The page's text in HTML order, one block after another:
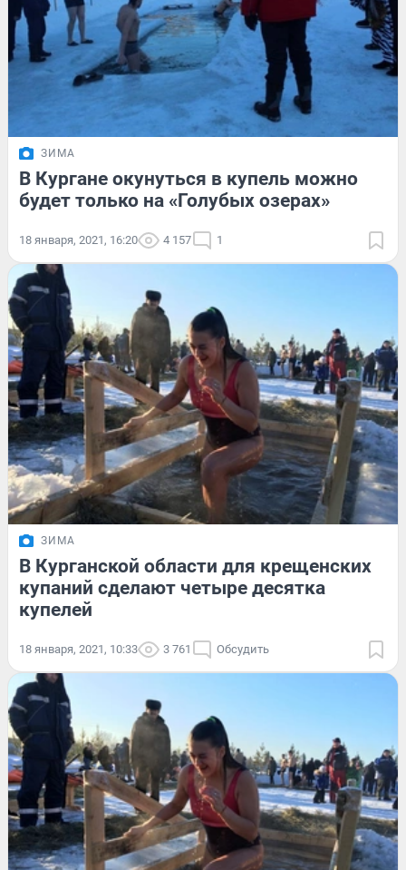
ЗИМА
В Кургане окунуться в купель можно
будет только на «Голубых озерах»
18 января, 2021, 16:20 4 157 1
ЗИМА
В Курганской области для крещенских
купаний сделают четыре десятка
купелей
18 января, 2021, 10:33 3 761 Обсудить